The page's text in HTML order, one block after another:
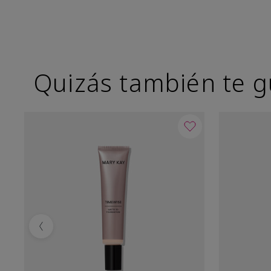
Quizás también te
Previous